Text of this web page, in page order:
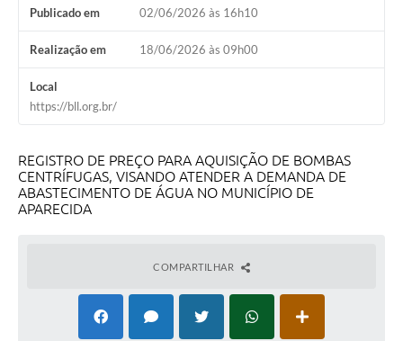
Agenda
Links
Publicado em 02/06/2026 às 16h10
Realização em 18/06/2026 às 09h00
Local
https://bll.org.br/
REGISTRO DE PREÇO PARA AQUISIÇÃO DE BOMBAS
CENTRÍFUGAS, VISANDO ATENDER A DEMANDA DE
ABASTECIMENTO DE ÁGUA NO MUNICÍPIO DE
APARECIDA
COMPARTILHAR